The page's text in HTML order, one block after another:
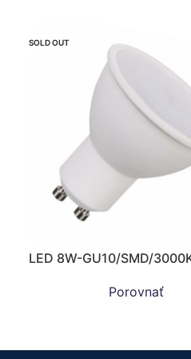
SOLD OUT
LED 8W-GU10/SMD/
Porovnať